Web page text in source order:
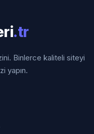
.tr
Binlerce kaliteli siteyi
yapın.